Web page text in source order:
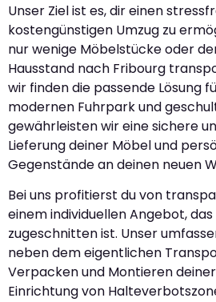
Unser Ziel ist es, dir einen
kostengünstigen Umzug zu
nur wenige Möbelstücke oder
Hausstand nach Fribourg
wir finden die passende Lösung
modernen Fuhrpark und
gewährleisten wir eine sichere
Lieferung deiner Möbel und
Gegenstände an deinen neuen
Bei uns profitierst du von
einem individuellen Angebot,
zugeschnitten ist. Unser
neben dem eigentlichen
Verpacken und Montieren
Einrichtung von